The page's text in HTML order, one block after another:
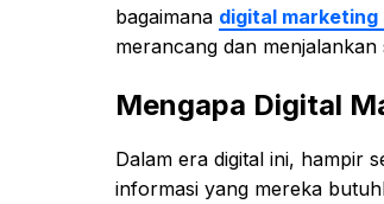
bagaimana digital marketing
merancang dan
Mengapa Digital
Dalam era digital ini, hampir
informasi yang mereka